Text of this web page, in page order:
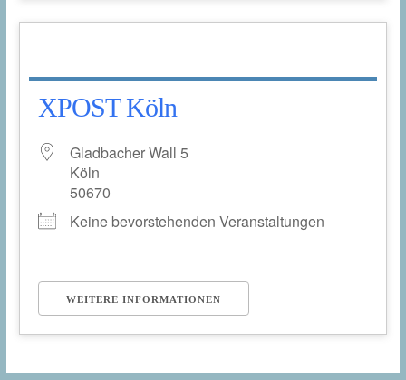
XPOST Köln
Gladbacher Wall 5
Köln
50670
Keine bevorstehenden Veranstaltungen
WEITERE INFORMATIONEN